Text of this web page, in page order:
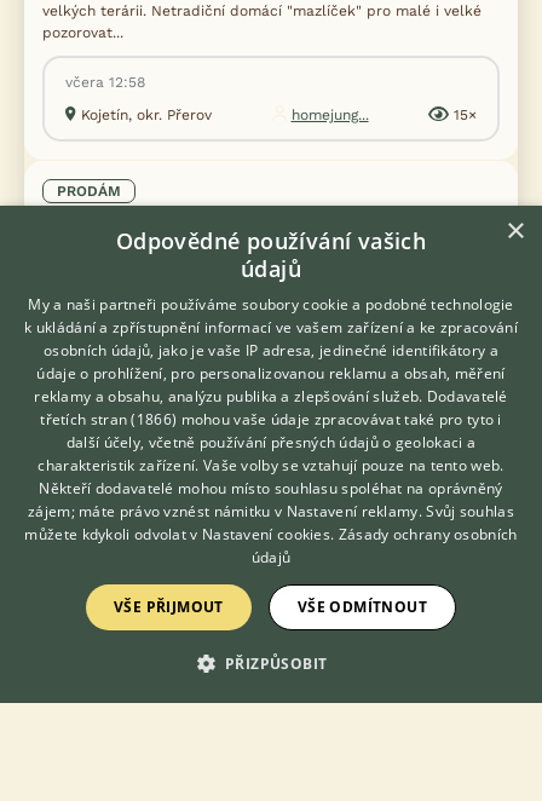
velkých terárii. Netradiční domácí "mazlíček" pro malé i velké
pozorovat...
včera 12:58
Kojetín, okr. Přerov
homejung... 15×
PRODÁM
Aphonopelma crinirufum 2sv - 150Kč Aphonopelma Seemanni 5-
6sv - 250Kč 7sv - 300Kč Harpactira dictator 4sv - 430Kč
Heteroscodra maculata 5sv - 150Kč 6sv - 170Kč Hysterocrates
Hledáte zvířecího kamaráda?
Zdarma vám poradí
VETERINÁŘ ONLINE
KONZULTOVAT S
VETERINÁŘEM
×
Odpovědné používání vašich
údajů
My a naši partneři používáme soubory cookie a podobné technologie
k ukládání a zpřístupnění informací ve vašem zařízení a ke zpracování
osobních údajů, jako je vaše IP adresa, jedinečné identifikátory a
údaje o prohlížení, pro personalizovanou reklamu a obsah, měření
reklamy a obsahu, analýzu publika a zlepšování služeb. Dodavatelé
třetích stran (1866) mohou vaše údaje zpracovávat také pro tyto i
další účely, včetně používání přesných údajů o geolokaci a
charakteristik zařízení. Vaše volby se vztahují pouze na tento web.
Někteří dodavatelé mohou místo souhlasu spoléhat na oprávněný
zájem; máte právo vznést námitku v Nastavení reklamy. Svůj souhlas
můžete kdykoli odvolat v Nastavení cookies. Zásady ochrany osobních
údajů
VŠE PŘIJMOUT VŠE ODMÍTNOUT
PŘIZPŮSOBIT